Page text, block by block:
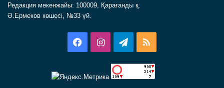
Редакция мекенжайы: 100009, Қарағанды қ.
Ә.Ермеков көшесі, №33 үй.
FacebookInstagramTelegram